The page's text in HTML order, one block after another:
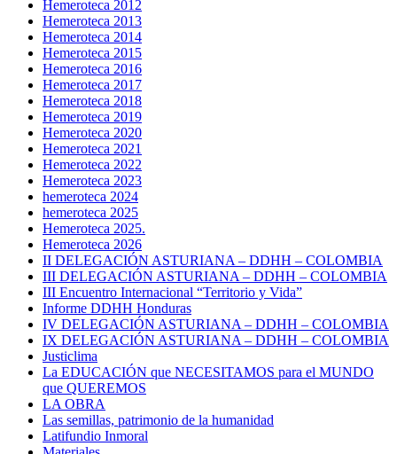
Hemeroteca 2012
Hemeroteca 2013
Hemeroteca 2014
Hemeroteca 2015
Hemeroteca 2016
Hemeroteca 2017
Hemeroteca 2018
Hemeroteca 2019
Hemeroteca 2020
Hemeroteca 2021
Hemeroteca 2022
Hemeroteca 2023
hemeroteca 2024
hemeroteca 2025
Hemeroteca 2025.
Hemeroteca 2026
II DELEGACIÓN ASTURIANA – DDHH – COLOMBIA
III DELEGACIÓN ASTURIANA – DDHH – COLOMBIA
III Encuentro Internacional “Territorio y Vida”
Informe DDHH Honduras
IV DELEGACIÓN ASTURIANA – DDHH – COLOMBIA
IX DELEGACIÓN ASTURIANA – DDHH – COLOMBIA
Justiclima
La EDUCACIÓN que NECESITAMOS para el MUNDO
que QUEREMOS
LA OBRA
Las semillas, patrimonio de la humanidad
Latifundio Inmoral